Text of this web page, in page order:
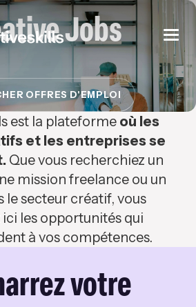
Jobs
OFFRES D'EMPLOI
est la plateforme où les
et les entreprises se
Que vous recherchiez un
mission freelance ou un
le secteur créatif, vous
les opportunités qui
à vos compétences.
votre